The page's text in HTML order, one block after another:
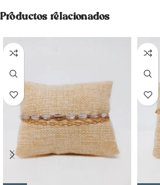
Productos relacionados